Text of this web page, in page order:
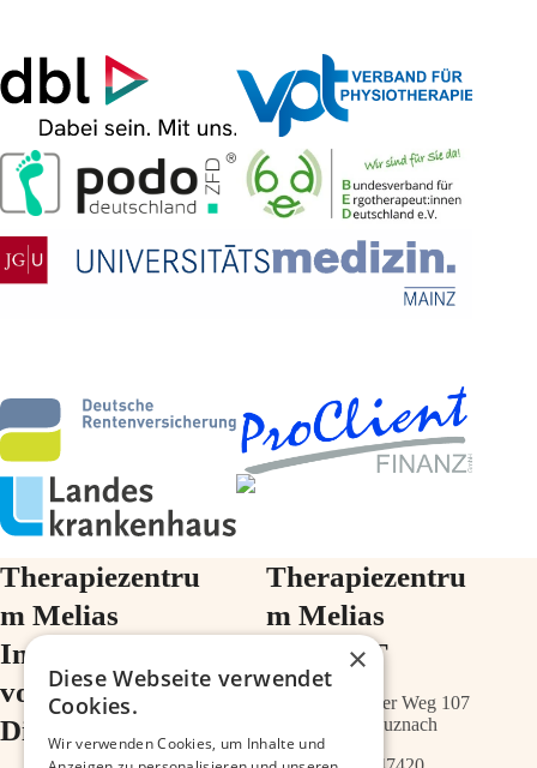
Therapiezentru
m Melias
Im Ärztehaus
vor der
Diakonie
Therapiezentru
m Melias
im ZIMT
Schwabenheimer Weg 107
55543 Bad Kreuznach
×
Diese Webseite verwendet
Cookies.
Wir verwenden Cookies, um Inhalte und